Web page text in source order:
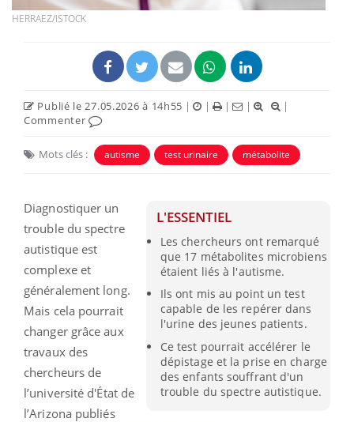
HERRAEZ/ISTOCK
Publié le 27.05.2026 à 14h55 | | | |
|
Commenter
Mots clés : autisme test urinaire métabolite
L'ESSENTIEL
Les chercheurs ont remarqué
que 17 métabolites microbiens
étaient liés à l'autisme.
Ils ont mis au point un test
capable de les repérer dans
l'urine des jeunes patients.
Ce test pourrait accélérer le
dépistage et la prise en charge
des enfants souffrant d'un
trouble du spectre autistique.
Diagnostiquer un
trouble du spectre
autistique est
complexe et
généralement long.
Mais cela pourrait
changer grâce aux
travaux des
chercheurs de
l’université d'État de
l’Arizona publiés